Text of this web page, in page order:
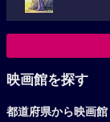
映画館を探す
都道府県から映画館